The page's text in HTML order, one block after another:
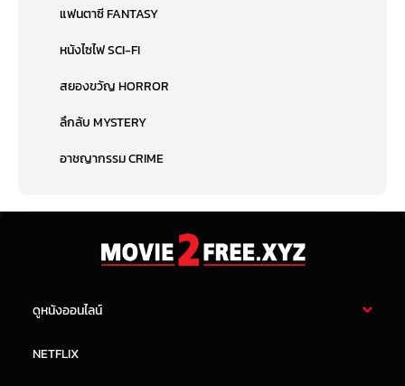
แฟนตาซี FANTASY
หนังไซไฟ SCI-FI
สยองขวัญ HORROR
ลึกลับ MYSTERY
อาชญากรรม CRIME
ดูหนังออนไลน์
NETFLIX